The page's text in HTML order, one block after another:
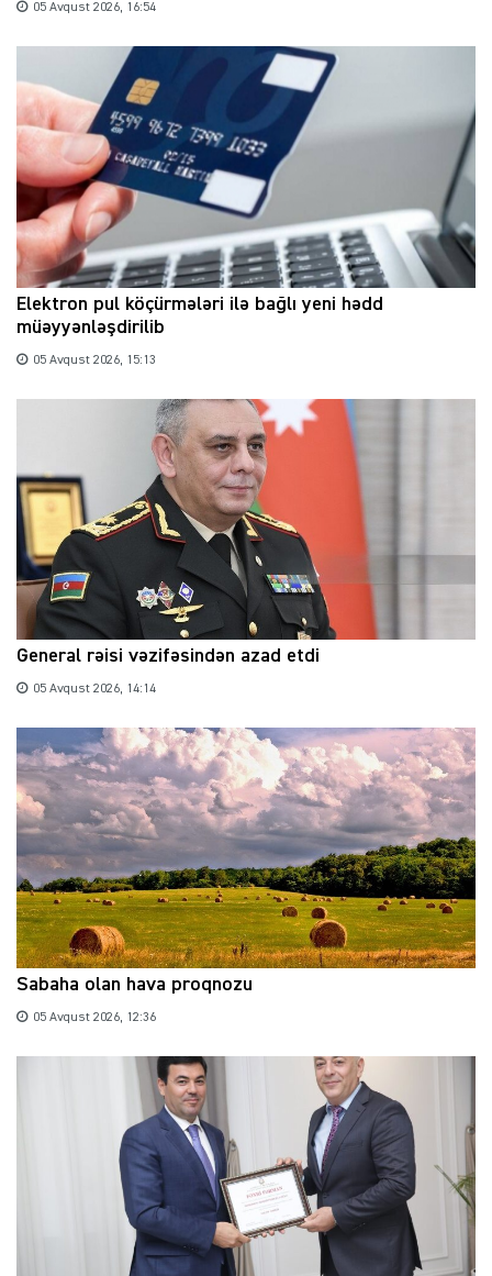
05 Avqust 2026, 16:54
Elektron pul köçürmələri ilə bağlı yeni hədd
müəyyənləşdirilib
05 Avqust 2026, 15:13
General rəisi vəzifəsindən azad etdi
05 Avqust 2026, 14:14
Sabaha olan hava proqnozu
05 Avqust 2026, 12:36